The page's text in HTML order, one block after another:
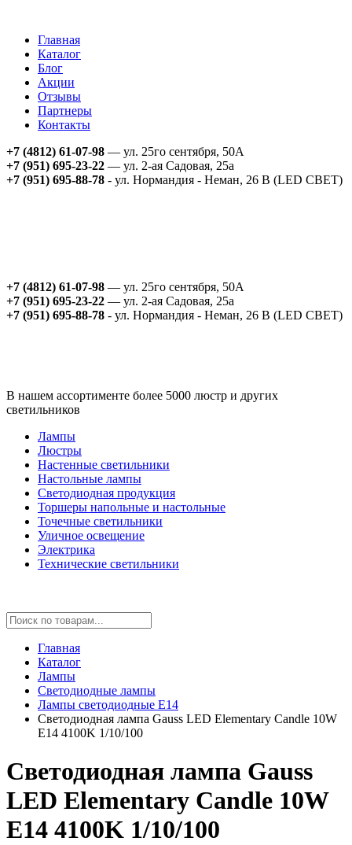
Главная
Каталог
Блог
Акции
Отзывы
Партнеры
Контакты
+7 (4812) 61-07-98 — ул. 25го сентября, 50А
+7 (951) 695-23-22 — ул. 2-ая Садовая, 25а
+7 (951) 695-88-78 - ул. Нормандия - Неман, 26 В (LED СВЕТ)
+7 (4812) 61-07-98 — ул. 25го сентября, 50А
+7 (951) 695-23-22 — ул. 2-ая Садовая, 25а
+7 (951) 695-88-78 - ул. Нормандия - Неман, 26 В (LED СВЕТ)
В нашем ассортименте более 5000 люстр и других
светильников
Лампы
Люстры
Настенные светильники
Настольные лампы
Светодиодная продукция
Торшеры напольные и настольные
Точечные светильники
Уличное освещение
Электрика
Технические светильники
Главная
Каталог
Лампы
Светодиодные лампы
Лампы светодиодные E14
Светодиодная лампа Gauss LED Elementary Candle 10W
E14 4100K 1/10/100
Светодиодная лампа Gauss
LED Elementary Candle 10W
E14 4100K 1/10/100